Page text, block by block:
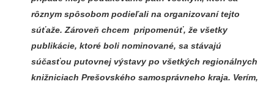
rôznym spôsobom podieľali na organizovaní tejto
súťaže. Zároveň chcem pripomenúť, že všetky
publikácie, ktoré boli nominované, sa stávajú
súčasťou putovnej výstavy po všetkých regionálnych
knižniciach Prešovského samosprávneho kraja. Verím,